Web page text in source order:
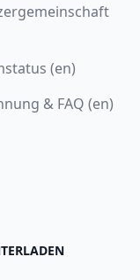
(en)
& FAQ (en)